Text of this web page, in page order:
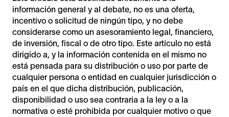
información general y al debate, no es una oferta,
incentivo o solicitud de ningún tipo, y no debe
considerarse como un asesoramiento legal, financiero,
de inversión, fiscal o de otro tipo. Este artículo no está
dirigido a, y la información contenida en el mismo no
está pensada para su distribución o uso por parte de
cualquier persona o entidad en cualquier jurisdicción o
país en el que dicha distribución, publicación,
disponibilidad o uso sea contraria a la ley o a la
normativa o esté prohibida por cualquier motivo o que